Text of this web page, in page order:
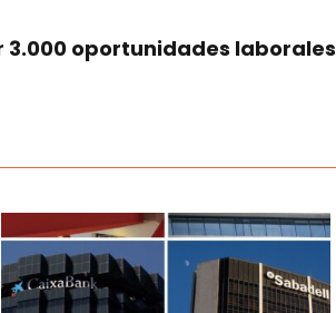
oportunidades laborales